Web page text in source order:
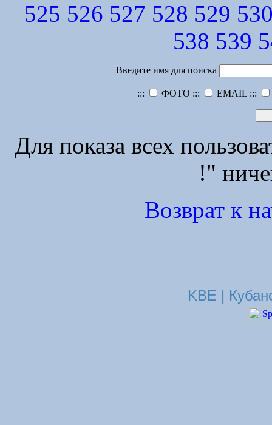
525 526 527 528 529
538 539
Введите имя для поиска
::: ФОТО ::: EMAIL :::
Для показа всех
!"
Возврат к
KBE |